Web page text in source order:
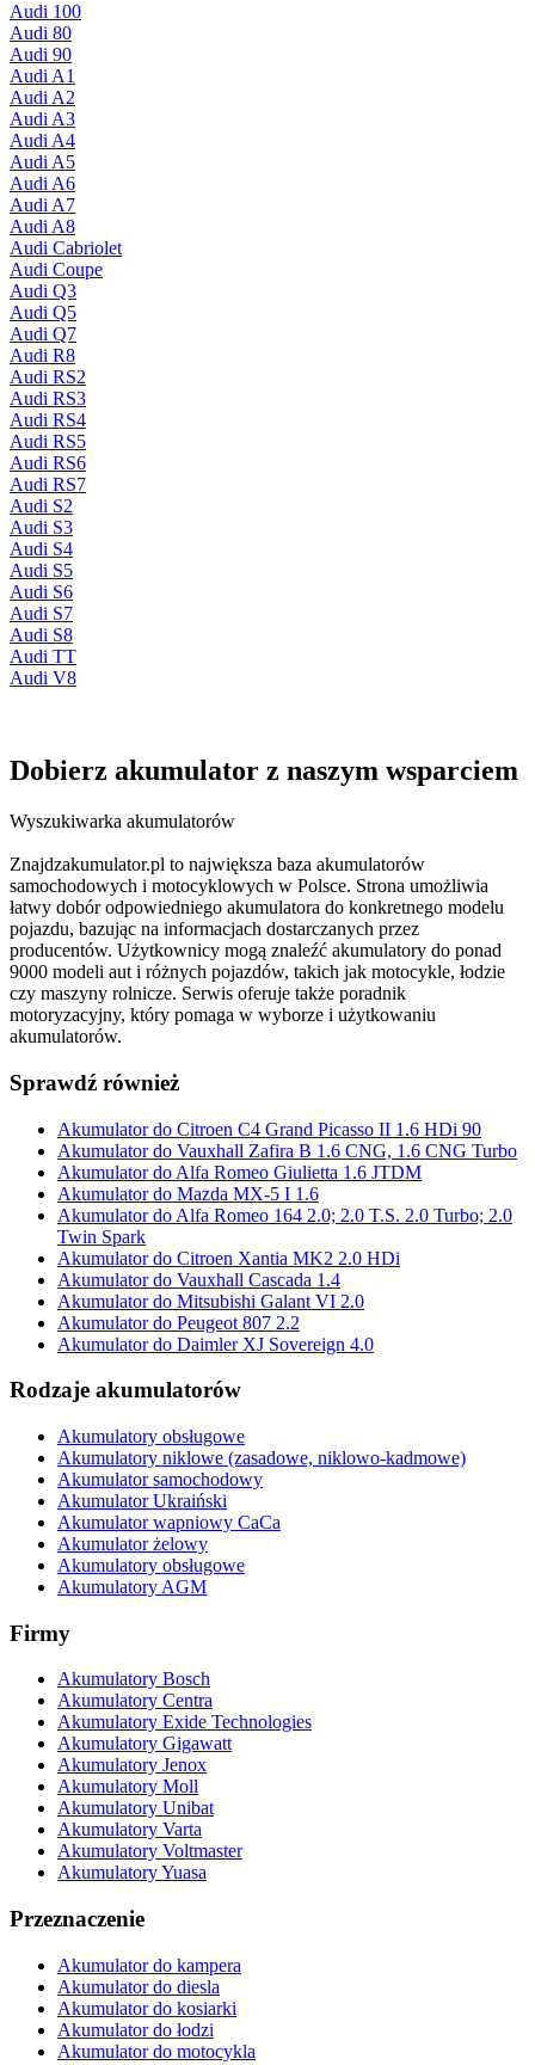
Audi 100
Audi 80
Audi 90
Audi A1
Audi A2
Audi A3
Audi A4
Audi A5
Audi A6
Audi A7
Audi A8
Audi Cabriolet
Audi Coupe
Audi Q3
Audi Q5
Audi Q7
Audi R8
Audi RS2
Audi RS3
Audi RS4
Audi RS5
Audi RS6
Audi RS7
Audi S2
Audi S3
Audi S4
Audi S5
Audi S6
Audi S7
Audi S8
Audi TT
Audi V8
Dobierz akumulator z naszym wsparciem
Wyszukiwarka akumulatorów
Znajdzakumulator.pl to największa baza akumulatorów
samochodowych i motocyklowych w Polsce. Strona umożliwia
łatwy dobór odpowiedniego akumulatora do konkretnego modelu
pojazdu, bazując na informacjach dostarczanych przez
producentów. Użytkownicy mogą znaleźć akumulatory do ponad
9000 modeli aut i różnych pojazdów, takich jak motocykle, łodzie
czy maszyny rolnicze. Serwis oferuje także poradnik
motoryzacyjny, który pomaga w wyborze i użytkowaniu
akumulatorów.
Sprawdź również
Akumulator do Citroen C4 Grand Picasso II 1.6 HDi 90
Akumulator do Vauxhall Zafira B 1.6 CNG, 1.6 CNG Turbo
Akumulator do Alfa Romeo Giulietta 1.6 JTDM
Akumulator do Mazda MX-5 I 1.6
Akumulator do Alfa Romeo 164 2.0; 2.0 T.S. 2.0 Turbo; 2.0
Twin Spark
Akumulator do Citroen Xantia MK2 2.0 HDi
Akumulator do Vauxhall Cascada 1.4
Akumulator do Mitsubishi Galant VI 2.0
Akumulator do Peugeot 807 2.2
Akumulator do Daimler XJ Sovereign 4.0
Rodzaje akumulatorów
Akumulatory obsługowe
Akumulatory niklowe (zasadowe, niklowo-kadmowe)
Akumulator samochodowy
Akumulator Ukraiński
Akumulator wapniowy CaCa
Akumulator żelowy
Akumulatory obsługowe
Akumulatory AGM
Firmy
Akumulatory Bosch
Akumulatory Centra
Akumulatory Exide Technologies
Akumulatory Gigawatt
Akumulatory Jenox
Akumulatory Moll
Akumulatory Unibat
Akumulatory Varta
Akumulatory Voltmaster
Akumulatory Yuasa
Przeznaczenie
Akumulator do kampera
Akumulator do diesla
Akumulator do kosiarki
Akumulator do łodzi
Akumulator do motocykla